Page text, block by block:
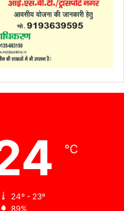
℃
24º - 23º